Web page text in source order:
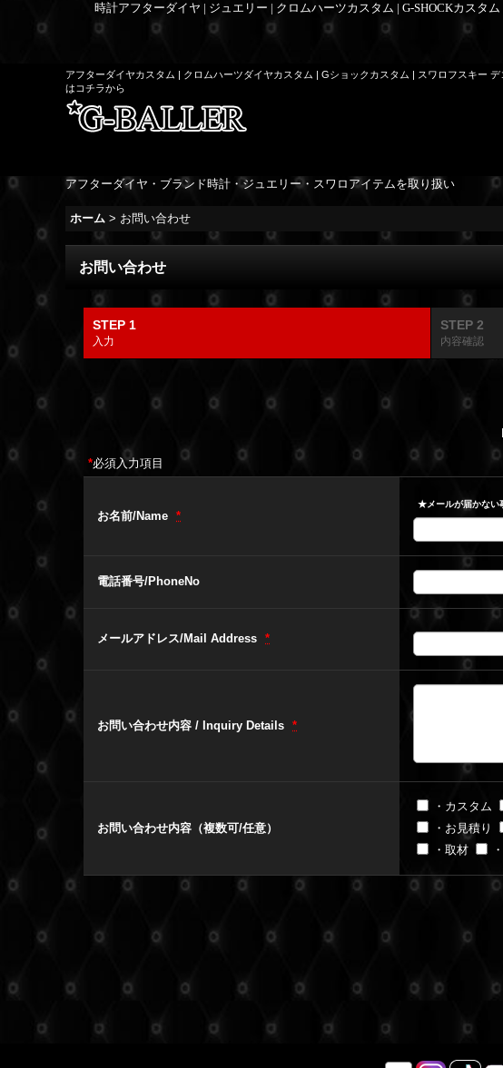
時計アフターダイヤ | ジュエリー | クロムハーツカスタム | G-SHOCKカス
アフターダイヤカスタム | クロムハーツダイヤカスタム | Gショックカスタム | スワロフスキー
はコチラから
アフターダイヤ・ブランド時計・ジュエリー・スワロアイテムを取り扱い
ホーム > お問い合わせ
お問い合わせ
STEP 1
入力
STEP 2
内容確認
*必須入力項目
お名前/Name *
★メールが届かない
電話番号/PhoneNo
メールアドレス/Mail Address *
お問い合わせ内容 / Inquiry Details *
お問い合わせ内容（複数可/任意）
・カスタム
・お見積り
・取材